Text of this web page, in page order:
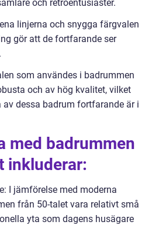
och retroentusiaster.
linjerna och snygga färgvalen
gör att de fortfarande ser
som användes i badrummen
och av hög kvalitet, vilket
av dessa badrum fortfarande är i
med badrummen
inkluderar:
I jämförelse med moderna
från 50-talet vara relativt små
yta som dagens husägare